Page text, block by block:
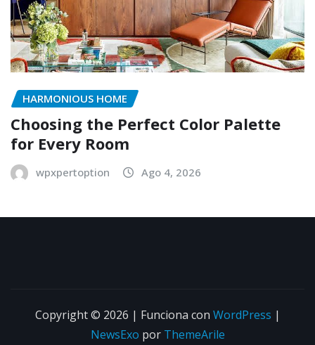
HARMONIOUS HOME
Choosing the Perfect Color Palette
for Every Room
wpxpertoption Ago 4, 2026
Copyright © 2026 | Funciona con WordPress |
NewsExo por ThemeArile